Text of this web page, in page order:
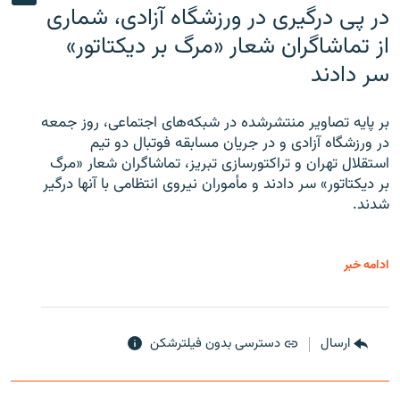
در پی درگیری در ورزشگاه آزادی، شماری
از تماشاگران شعار «مرگ بر دیکتاتور»
سر دادند
بر پایه تصاویر منتشرشده در شبکه‌های اجتماعی، روز جمعه
در ورزشگاه آزادی و در جریان مسابقه فوتبال دو تیم
استقلال تهران و تراکتورسازی تبریز، تماشاگران شعار «مرگ
بر دیکتاتور» سر دادند و مأموران نیروی انتظامی با آنها درگیر
شدند.
ادامه خبر
ارسال دسترسی بدون فیلترشکن